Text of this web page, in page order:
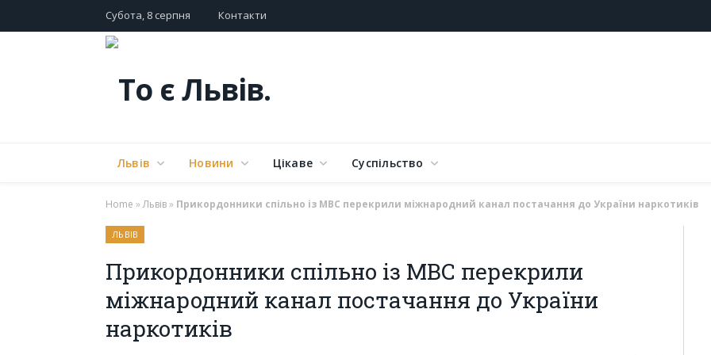
Субота, 8 серпня Контакти
Львів Новини Цікаве Суспільство
Home »Львів» Прикордонники спільно із МВС перекрили міжнародний канал постачання до України наркотиків
ЛЬВІВ
Прикордонники спільно із МВС перекрили
міжнародний канал постачання до України
наркотиків